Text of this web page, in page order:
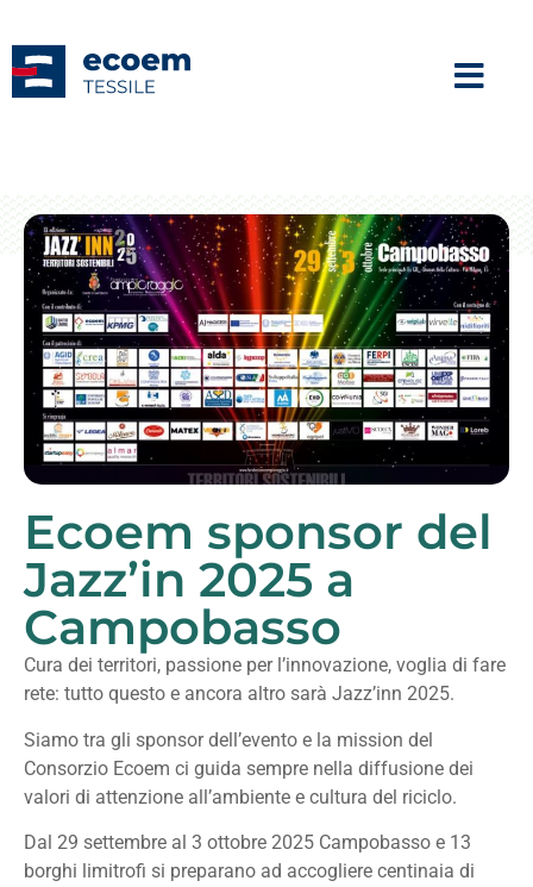
Ecoem sponsor del
Jazz’in 2025 a
Campobasso
Cura dei territori, passione per l’innovazione, voglia di fare
rete: tutto questo e ancora altro sarà Jazz’inn 2025.
Siamo tra gli sponsor dell’evento e la mission del
Consorzio Ecoem ci guida sempre nella diffusione dei
valori di attenzione all’ambiente e cultura del riciclo.
Dal 29 settembre al 3 ottobre 2025 Campobasso e 13
borghi limitrofi si preparano ad accogliere centinaia di